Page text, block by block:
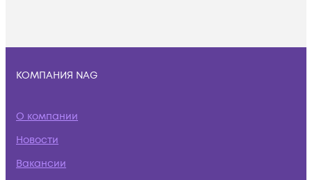
КОМПАНИЯ NAG
О компании
Новости
Вакансии